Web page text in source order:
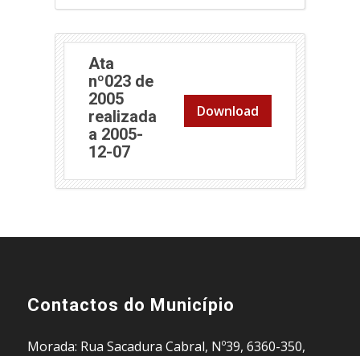
Ata
nº023 de
2005
realizada
a 2005-
12-07
Download
Contactos do Município
Morada: Rua Sacadura Cabral, Nº39, 6360-350,